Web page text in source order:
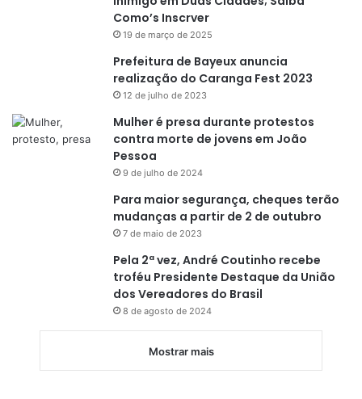
Como’s Inscrver
19 de março de 2025
Prefeitura de Bayeux anuncia
realização do Caranga Fest 2023
12 de julho de 2023
Mulher é presa durante protestos
contra morte de jovens em João
Pessoa
9 de julho de 2024
Para maior segurança, cheques terão
mudanças a partir de 2 de outubro
7 de maio de 2023
Pela 2ª vez, André Coutinho recebe
troféu Presidente Destaque da União
dos Vereadores do Brasil
8 de agosto de 2024
Mostrar mais